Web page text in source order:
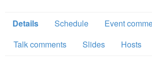
Details Schedule
Event
Talk comments
Slides Hosts